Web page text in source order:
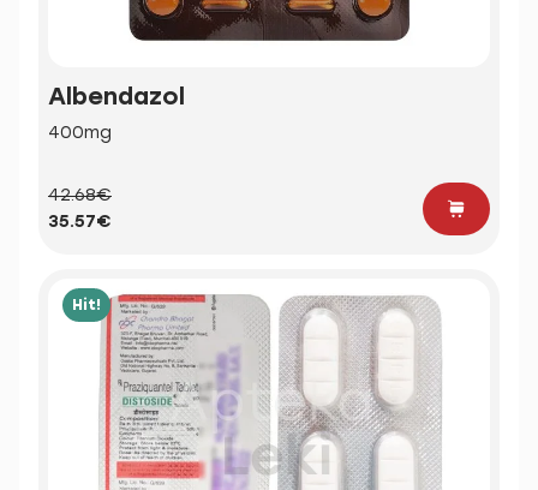
Albendazol
400mg
42.68€
35.57€
Hit!